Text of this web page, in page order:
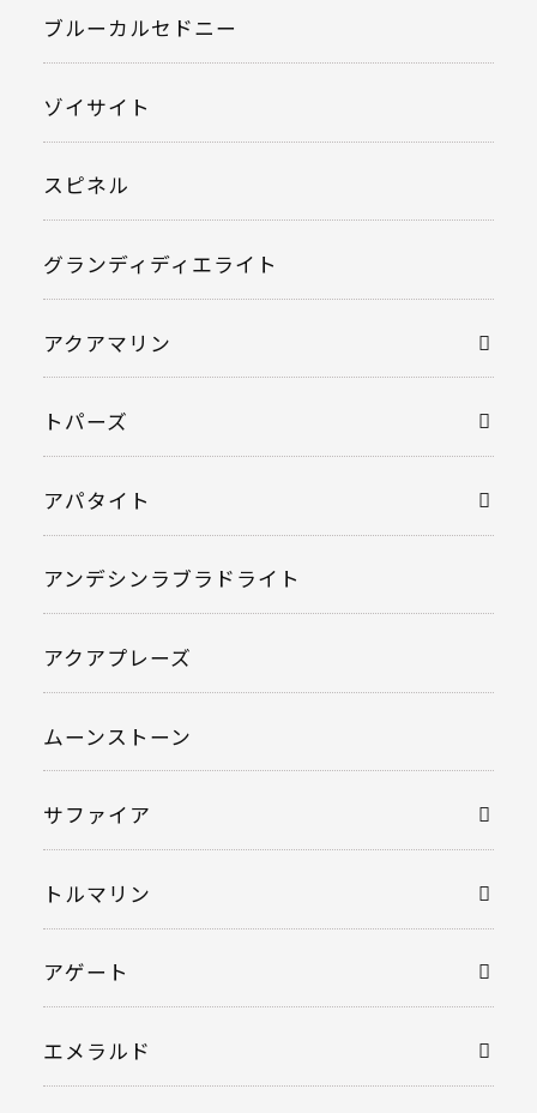
ブルーカルセドニー
ゾイサイト
スピネル
グランディディエライト
アクアマリン
トパーズ
アパタイト
アンデシンラブラドライト
アクアプレーズ
ムーンストーン
サファイア
トルマリン
アゲート
エメラルド